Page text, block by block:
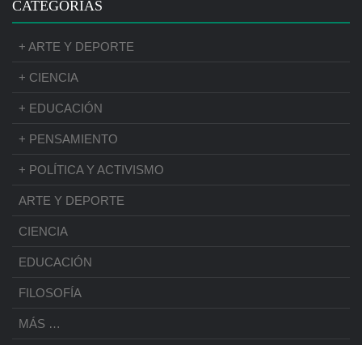
CATEGORÍAS
+ ARTE Y DEPORTE
+ CIENCIA
+ EDUCACIÓN
+ PENSAMIENTO
+ POLÍTICA Y ACTIVISMO
ARTE Y DEPORTE
CIENCIA
EDUCACIÓN
FILOSOFÍA
MÁS …